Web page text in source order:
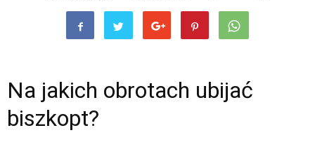
Na jakich obrotach ubijać
biszkopt?